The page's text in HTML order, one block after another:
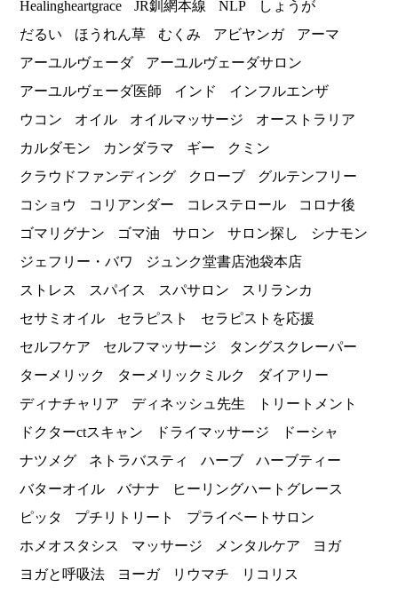
Healingheartgrace JR釧網本線 NLP
しょうが
だるい
ほうれん草 むくみ アビヤンガ
アーマ
アーユルヴェーダ
アーユルヴェーダサロン
アーユルヴェーダ医師
インド
インフルエンザ
ウコン
オイル オイルマッサージ
オーストラリア
カルダモン
カンダラマ ギー
クミン
クラウドファンディング
クローブ
グルテンフリー
コショウ
コリアンダー コレステロール
コロナ後
ゴマリグナン
ゴマ油 サロン サロン探し
シナモン
ジェフリー・バワ
ジュンク堂書店池袋本店
ストレス
スパイス スパサロン
スリランカ
セサミオイル
セラピスト
セラピストを応援
セルフケア
セルフマッサージ
タングスクレーパー
ターメリック
ターメリックミルク
ダイアリー
ディナチャリア
ディネッシュ先生
トリートメント
ドクターctスキャン
ドライマッサージ
ドーシャ
ナツメグ
ネトラバスティ ハーブ
ハーブティー
バターオイル
バナナ
ヒーリングハートグレース
ピッタ
プチリトリート
プライベートサロン
ホメオスタシス
マッサージ メンタルケア
ヨガ
ヨガと呼吸法
ヨーガ リウマチ
リコリス